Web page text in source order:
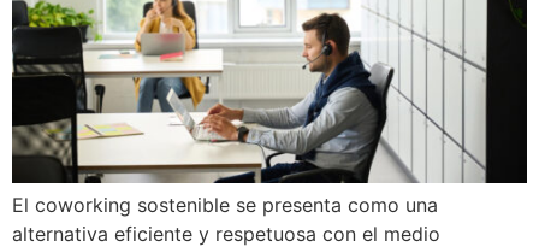
El coworking sostenible se presenta como una
alternativa eficiente y respetuosa con el medio